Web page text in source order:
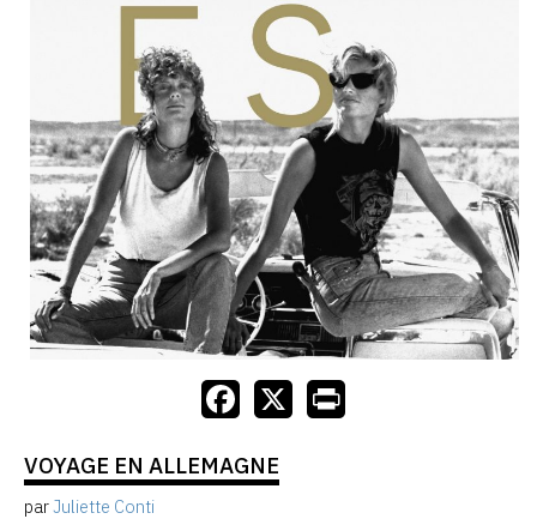
VOYAGE EN ALLEMAGNE
parJuliette Conti